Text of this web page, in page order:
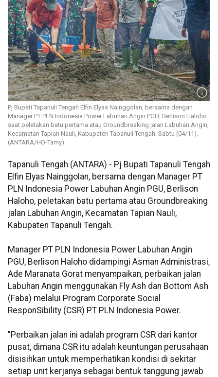
Pj Bupati Tapanuli Tengah Elfin Elyas Nainggolan, bersama dengan
Manager PT PLN Indonesia Power Labuhan Angin PGU, Berlison Haloho
saat peletakan batu pertama atau Groundbreaking jalan Labuhan Angin,
Kecamatan Tapian Nauli, Kabupaten Tapanuli Tengah. Sabtu (04/11).
(ANTARA/HO-Tamy)
Tapanuli Tengah (ANTARA) - Pj Bupati Tapanuli Tengah
Elfin Elyas Nainggolan, bersama dengan Manager PT
PLN Indonesia Power Labuhan Angin PGU, Berlison
Haloho, peletakan batu pertama atau Groundbreaking
jalan Labuhan Angin, Kecamatan Tapian Nauli,
Kabupaten Tapanuli Tengah.
Manager PT PLN Indonesia Power Labuhan Angin
PGU, Berlison Haloho didampingi Asman Administrasi,
Ade Maranata Gorat menyampaikan, perbaikan jalan
Labuhan Angin menggunakan Fly Ash dan Bottom Ash
(Faba) melalui Program Corporate Social
ResponSibility (CSR) PT PLN Indonesia Power.
"Perbaikan jalan ini adalah program CSR dari kantor
pusat, dimana CSR itu adalah keuntungan perusahaan
disisihkan untuk memperhatikan kondisi di sekitar
setiap unit kerjanya sebagai bentuk tanggung jawab